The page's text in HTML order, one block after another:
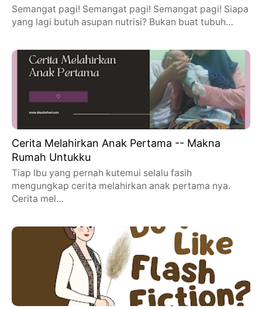
Semangat pagi! Semangat pagi! Semangat pagi! Siapa
yang lagi butuh asupan nutrisi? Bukan buat tubuh…
Cerita Melahirkan Anak Pertama -- Makna
Rumah Untukku
Tiap Ibu yang pernah kutemui selalu fasih
mengungkap cerita melahirkan anak pertama nya.
Cerita mel…